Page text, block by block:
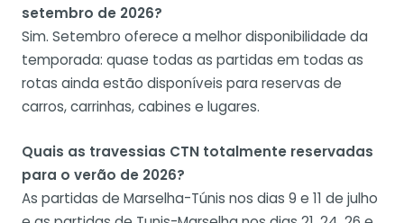
setembro de 2026?
Sim. Setembro oferece a melhor disponibilidade da
temporada: quase todas as partidas em todas as
rotas ainda estão disponíveis para reservas de
carros, carrinhas, cabines e lugares.
Quais as travessias CTN totalmente reservadas
para o verão de 2026?
As partidas de Marselha-Túnis nos dias 9 e 11 de julho